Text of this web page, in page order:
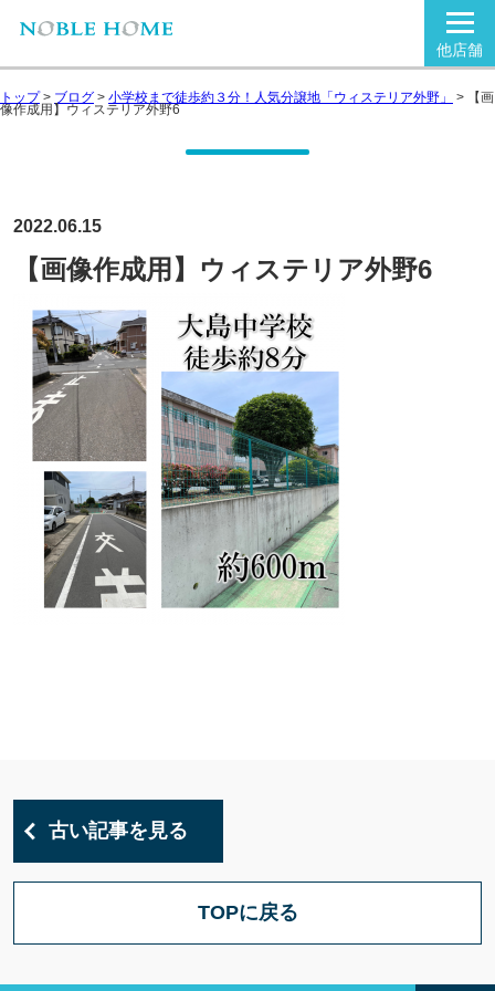
他店舗
トップ> ブログ > 小学校まで徒歩約３分！人気分譲地「ウィステリア外野」 > 【画
像作成用】ウィステリア外野6
2022.06.15
【画像作成用】ウィステリア外野6
古い記事を見る
TOPに戻る